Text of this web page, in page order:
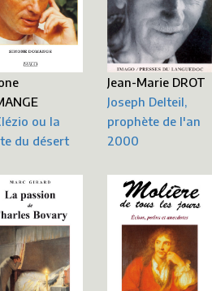
ou la
du désert
Jean-Marie DROT
Joseph Delteil,
prophète de l'an
2000